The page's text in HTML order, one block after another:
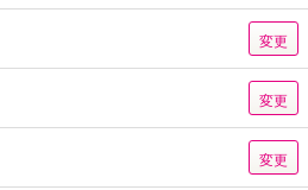
変更
変更
変更